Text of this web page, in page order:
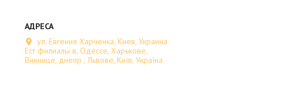
ул. Евгения Харченка, Киев, Украина
Ест филиалы в, Одессе, Харькове,
Виннице, днепр , Львове, Київ, Україна